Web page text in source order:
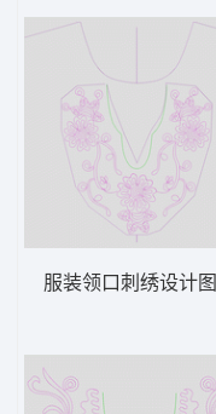
服装领口刺绣设计